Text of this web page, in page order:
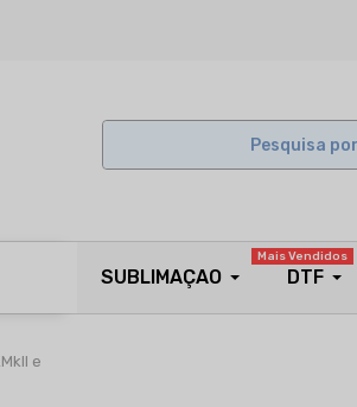
SUBLIMAÇAO DTF
Mais Vendidos
e